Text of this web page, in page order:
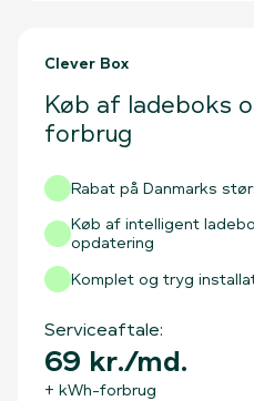
Clever Box
Køb af ladeboks
forbrug
Rabat på Danmarks
Køb af intelligent
opdatering
Komplet og tryg
Serviceaftale:
69 kr./md.
+ kWh-forbrug